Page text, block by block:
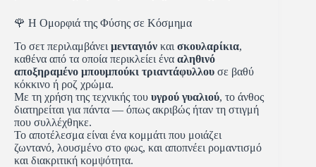
🌹 Η Ομορφιά της Φύσης σε Κόσμημα
Το σετ περιλαμβάνει μενταγιόν και σκουλαρίκια,
καθένα από τα οποία περικλείει ένα αληθινό
αποξηραμένο μπουμπούκι τριαντάφυλλου σε βαθύ
κόκκινο ή ροζ χρώμα.
Με τη χρήση της τεχνικής του υγρού γυαλιού, το άνθος
διατηρείται για πάντα — όπως ακριβώς ήταν τη στιγμή
που συλλέχθηκε.
Το αποτέλεσμα είναι ένα κομμάτι που μοιάζει
ζωντανό, λουσμένο στο φως, και αποπνέει ρομαντισμό
και διακριτική κομψότητα.